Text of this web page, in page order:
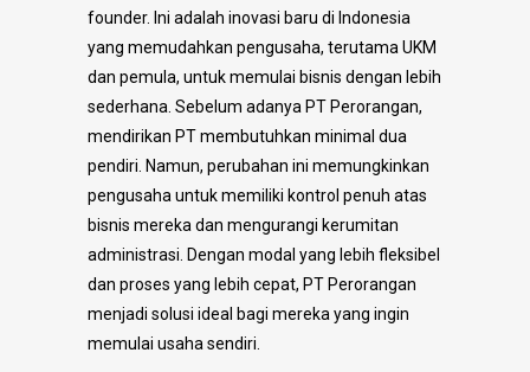
founder. Ini adalah inovasi baru di Indonesia
yang memudahkan pengusaha, terutama UKM
dan pemula, untuk memulai bisnis dengan lebih
sederhana. Sebelum adanya PT Perorangan,
mendirikan PT membutuhkan minimal dua
pendiri. Namun, perubahan ini memungkinkan
pengusaha untuk memiliki kontrol penuh atas
bisnis mereka dan mengurangi kerumitan
administrasi. Dengan modal yang lebih fleksibel
dan proses yang lebih cepat, PT Perorangan
menjadi solusi ideal bagi mereka yang ingin
memulai usaha sendiri.